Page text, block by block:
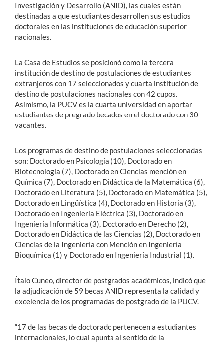
Investigación y Desarrollo (ANID), las cuales están
destinadas a que estudiantes desarrollen sus estudios
doctorales en las instituciones de educación superior
nacionales.
La Casa de Estudios se posicionó como la tercera
institución de destino de postulaciones de estudiantes
extranjeros con 17 seleccionados y cuarta institución de
destino de postulaciones nacionales con 42 cupos.
Asimismo, la PUCV es la cuarta universidad en aportar
estudiantes de pregrado becados en el doctorado con 30
vacantes.
Los programas de destino de postulaciones seleccionadas
son: Doctorado en Psicología (10), Doctorado en
Biotecnología (7), Doctorado en Ciencias mención en
Química (7), Doctorado en Didáctica de la Matemática (6),
Doctorado en Literatura (5), Doctorado en Matemática (5),
Doctorado en Lingüística (4), Doctorado en Historia (3),
Doctorado en Ingeniería Eléctrica (3), Doctorado en
Ingeniería Informática (3), Doctorado en Derecho (2),
Doctorado en Didáctica de las Ciencias (2), Doctorado en
Ciencias de la Ingeniería con Mención en Ingeniería
Bioquímica (1) y Doctorado en Ingeniería Industrial (1).
Ítalo Cuneo, director de postgrados académicos, indicó que
la adjudicación de 59 becas ANID representa la calidad y
excelencia de los programadas de postgrado de la PUCV.
“17 de las becas de doctorado pertenecen a estudiantes
internacionales, lo cual apunta al sentido de la